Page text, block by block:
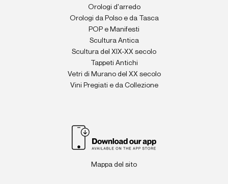
Orologi d'arredo
Orologi da Polso e da Tasca
POP e Manifesti
Scultura Antica
Scultura del XIX-XX secolo
Tappeti Antichi
Vetri di Murano del XX secolo
Vini Pregiati e da Collezione
Mappa del sito